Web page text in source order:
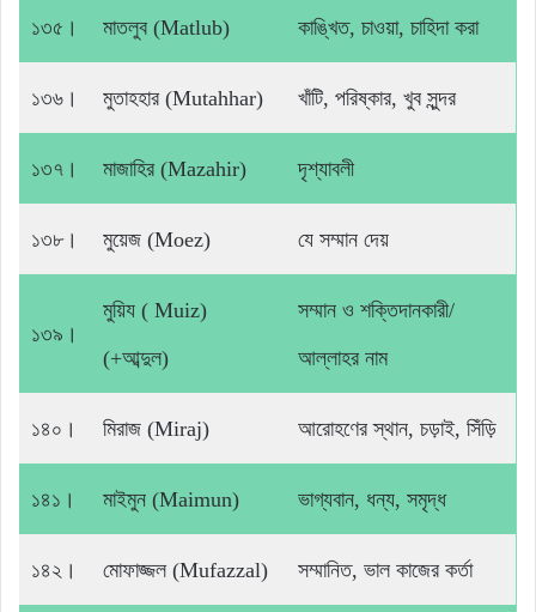
১৩৫। মাতলুব (Matlub) কাঙ্খিত, চাওয়া, চাহিদা করা
১৩৬। মুতাহহার (Mutahhar) খাঁটি, পরিষ্কার, খুব সুন্দর
১৩৭। মাজাহির (Mazahir) দৃশ্যাবলী
১৩৮। মুয়েজ (Moez) যে সম্মান দেয়
১৩৯।
মুয়িয ( Muiz)
(+আব্দুল)
সম্মান ও শক্তিদানকারী/
আল্লাহর নাম
১৪০। মিরাজ (Miraj) আরোহণের স্থান, চড়াই, সিঁড়ি
১৪১। মাইমুন (Maimun) ভাগ্যবান, ধন্য, সমৃদ্ধ
১৪২। মোফাজ্জল (Mufazzal) সম্মানিত, ভাল কাজের কর্তা